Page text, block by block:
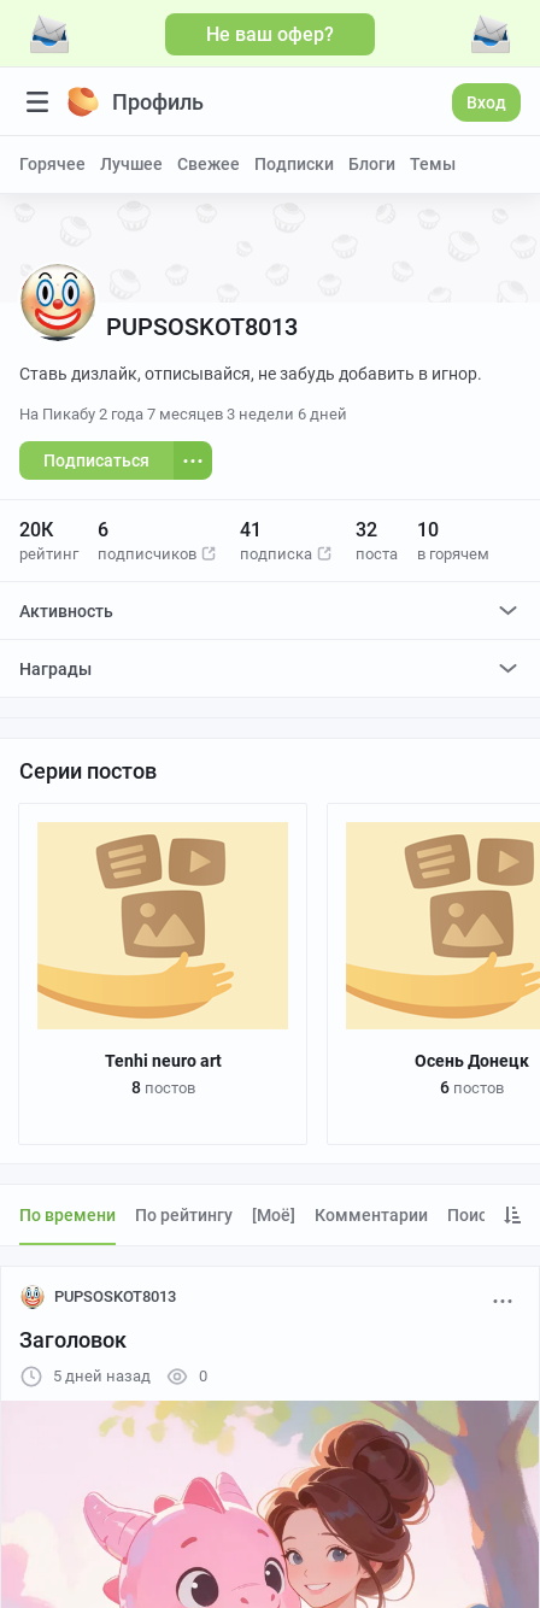
Не ваш офер?
Профиль Вход
Горячее Лучшее Свежее Подписки Блоги Темы
PUPSOSKOT8013
Ставь дизлайк, отписывайся, не забудь добавить в игнор.
На Пикабу 2 года 7 месяцев 3 недели 6 дней
Подписаться
20К
рейтинг
6
подписчиков
41
подписка
32
поста
10
в горячем
Активность
отредактировал
Награды
Серии постов
Tenhi neuro art
8постов
Осень Донецк
6постов
По времени По рейтингу [моё] Комментарии Поиск
PUPSOSKOT8013
Заголовок
5 дней назад 0
Больше видео